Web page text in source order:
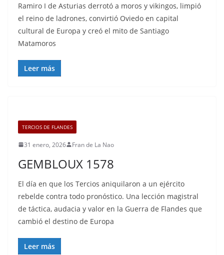
Ramiro I de Asturias derrotó a moros y vikingos, limpió
el reino de ladrones, convirtió Oviedo en capital
cultural de Europa y creó el mito de Santiago
Matamoros
Leer más
TERCIOS DE FLANDES
31 enero, 2026 Fran de La Nao
GEMBLOUX 1578
El día en que los Tercios aniquilaron a un ejército
rebelde contra todo pronóstico. Una lección magistral
de táctica, audacia y valor en la Guerra de Flandes que
cambió el destino de Europa
Leer más